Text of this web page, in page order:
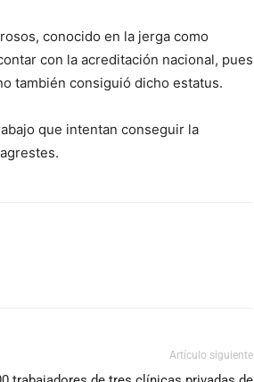
conocido en la jerga como
con la acreditación nacional, pues
también consiguió dicho estatus.
que intentan conseguir la
Artículo siguiente